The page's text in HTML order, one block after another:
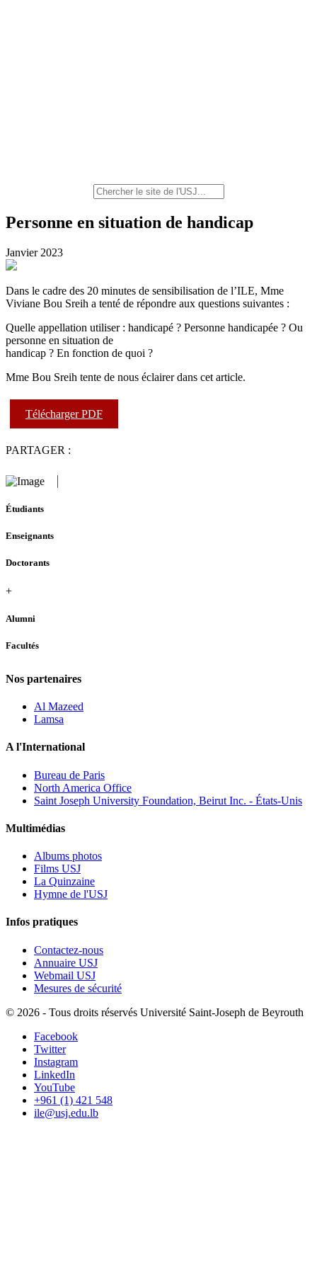
Personne en situation de handicap
Janvier 2023
Dans le cadre des 20 minutes de sensibilisation de l’ILE, Mme
Viviane Bou Sreih a tenté de répondre aux questions suivantes :
Quelle appellation utiliser : handicapé ? Personne handicapée ? Ou
personne en situation de
handicap ? En fonction de quoi ?
Mme Bou Sreih tente de nous éclairer dans cet article.
Télécharger PDF
PARTAGER :
Étudiants
Enseignants
Doctorants
+
Alumni
Facultés
Nos partenaires
Al Mazeed
Lamsa
A l'International
Bureau de Paris
North America Office
Saint Joseph University Foundation, Beirut Inc. - États-Unis
Multimédias
Albums photos
Films USJ
La Quinzaine
Hymne de l'USJ
Infos pratiques
Contactez-nous
Annuaire USJ
Webmail USJ
Mesures de sécurité
© 2026 - Tous droits réservés Université Saint-Joseph de Beyrouth
Facebook
Twitter
Instagram
LinkedIn
YouTube
+961 (1) 421 548
ile@usj.edu.lb